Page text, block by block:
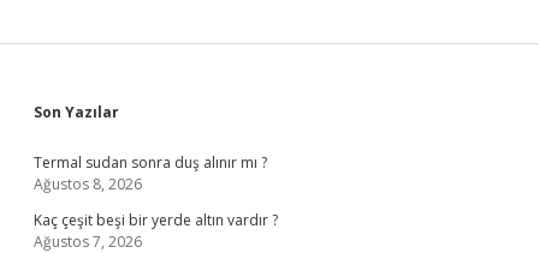
Sidebar
Son Yazılar
Termal sudan sonra duş alınır mı ?
Ağustos 8, 2026
Kaç çeşit beşi bir yerde altın vardır ?
Ağustos 7, 2026